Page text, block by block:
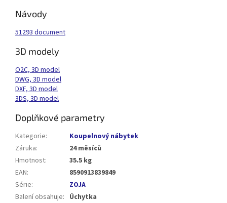
Návody
51293 document
3D modely
O2C, 3D model
DWG, 3D model
DXF, 3D model
3DS, 3D model
Doplňkové parametry
Kategorie:
Koupelnový nábytek
Záruka:
24 měsíců
Hmotnost:
35.5 kg
EAN:
8590913839849
Série:
ZOJA
Balení obsahuje: Úchytka